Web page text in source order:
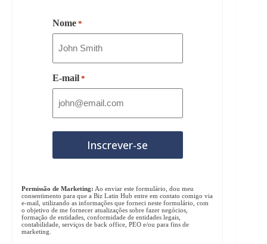
Nome *
E-mail *
Permissão de Marketing: Ao enviar este formulário, dou meu
consentimento para que a Biz Latin Hub entre em contato comigo via
e-mail, utilizando as informações que forneci neste formulário, com
o objetivo de me fornecer atualizações sobre fazer negócios,
formação de entidades, conformidade de entidades legais,
contabilidade, serviços de back office, PEO e/ou para fins de
marketing.